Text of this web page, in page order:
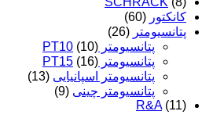
کانکتور (60)
پتانسیومتر (26)
پتانسیومتر PT10 (10)
پتانسیومتر PT15 (16)
پتانسیومتر اسپانیایی (13)
پتانسیومتر چینی (9)
R&A (11)